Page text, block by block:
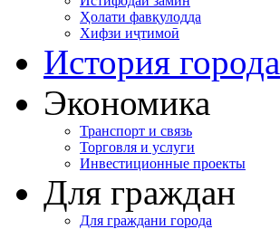
Ҳолати фавқулодда
Хифзи иҷтимоӣ
История города
Экономика
Транспорт и связь
Торговля и услуги
Инвестиционные проекты
Для граждан
Для граждани города